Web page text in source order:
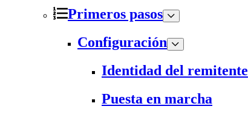
Primeros pasos
Configuración
Identidad del remitente
Puesta en marcha